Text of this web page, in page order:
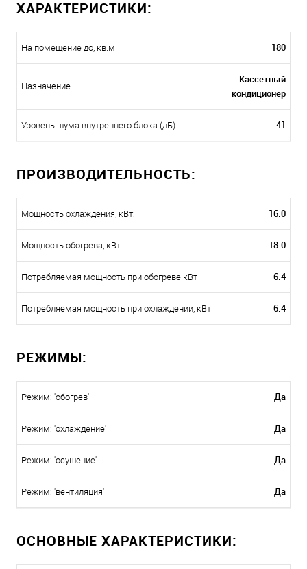
ХАРАКТЕРИСТИКИ:
На помещение до, кв.м 180
Назначение
Кассетный
кондиционер
Уровень шума внутреннего блока (дБ) 41
ПРОИЗВОДИТЕЛЬНОСТЬ:
Мощность охлаждения, кВт: 16.0
Мощность обогрева, кВт: 18.0
Потребляемая мощность при обогреве кВт 6.4
Потребляемая мощность при охлаждении, кВт 6.4
РЕЖИМЫ:
Режим: 'обогрев' Да
Режим: 'охлаждение' Да
Режим: 'осушение' Да
Режим: 'вентиляция' Да
ОСНОВНЫЕ ХАРАКТЕРИСТИКИ: